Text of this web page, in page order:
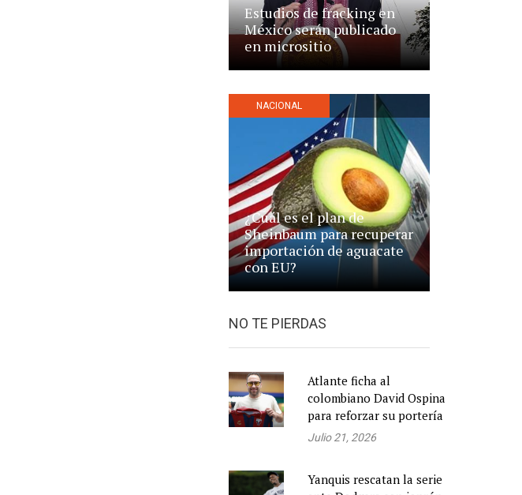
Estudios de fracking en
México serán publicado
en micrositio
NACIONAL
¿Cuál es el plan de
Sheinbaum para recuperar
importación de aguacate
con EU?
NO TE PIERDAS
Atlante ficha al
colombiano David Ospina
para reforzar su portería
Julio 21, 2026
Yanquis rescatan la serie